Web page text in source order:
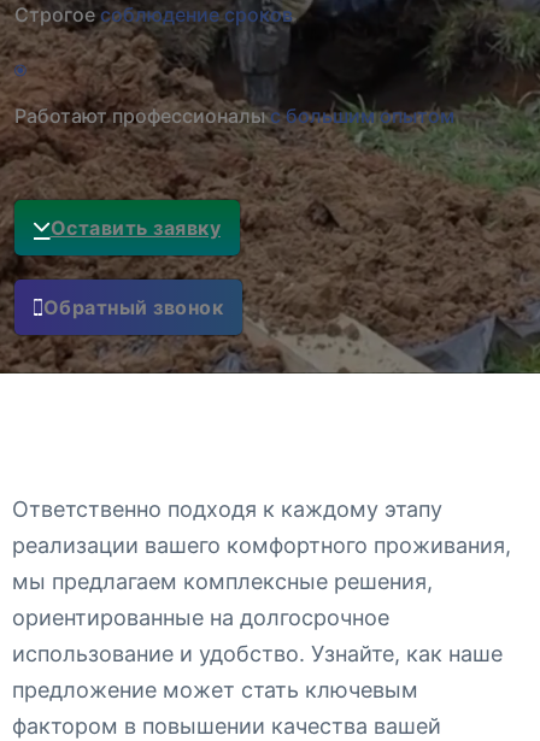
Строгоесоблюдение сроков
Работают профессионалыс большим опытом
Оставить заявку
Обратный звонок
Ответственно подходя к каждому этапу
реализации вашего комфортного проживания,
мы предлагаем комплексные решения,
ориентированные на долгосрочное
использование и удобство. Узнайте, как наше
предложение может стать ключевым
фактором в повышении качества вашей